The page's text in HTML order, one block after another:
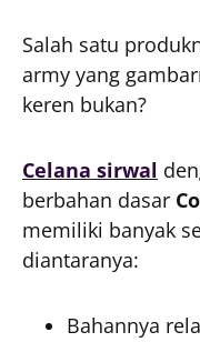
Salah satu
army yang
keren bukan?
Celana sirwal
berbahan dasar
memiliki banyak
diantaranya:
Bahannya